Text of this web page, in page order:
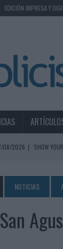
EDICIÓN IMPRESA Y
08/2026 | ‘SHOW
RELANZA SU
CONVIERTE EL
PONE A PRUEBA
NOTICIAS